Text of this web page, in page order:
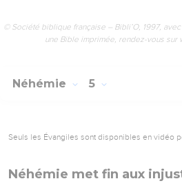
© Société biblique française – Bibli’O, 1997,
une Bible imprimée, rendez-vous
Néhémie 5
Seuls les Évangiles sont disponibles en vidéo
Néhémie met fin aux